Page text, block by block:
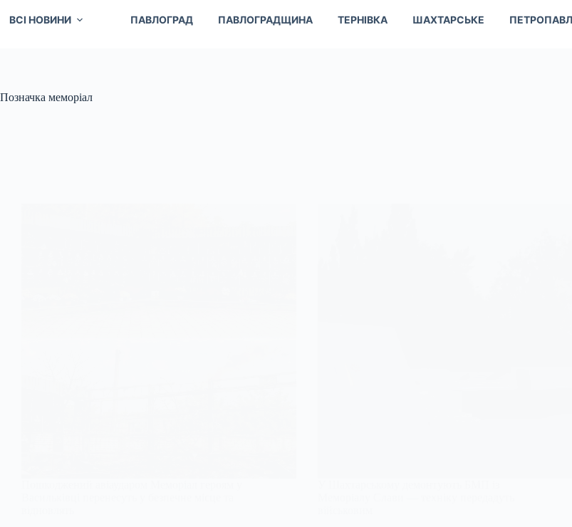
ВСІ НОВИНИ ПАВЛОГРАД ПАВЛОГРАДЩИНА ТЕРНІВКА ШАХТАРСЬКЕ
Позначка меморіал